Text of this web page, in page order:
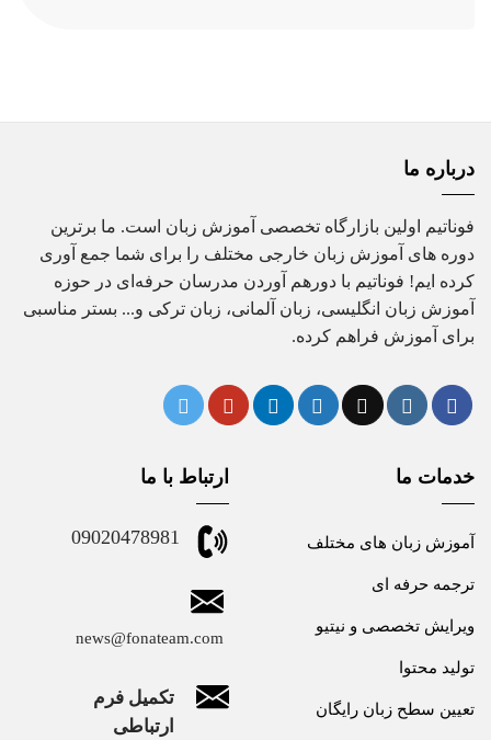
درباره ما
فوناتیم اولین بازارگاه تخصصی آموزش زبان است. ما برترین
دوره های آموزش زبان خارجی مختلف را برای شما جمع آوری
کرده ایم! فوناتیم با دورهم آوردن مدرسان حرفه‌ای در حوزه
آموزش زبان انگلیسی، زبان آلمانی، زبان ترکی و... بستر مناسبی
برای آموزش فراهم کرده.
خدمات ما
آموزش زبان های مختلف
ترجمه حرفه ای
ویرایش تخصصی و نیتیو
تولید محتوا
تعیین سطح زبان رایگان
ارتباط با ما
09020478981
news@fonateam.com
تکمیل فرم
ارتباطی